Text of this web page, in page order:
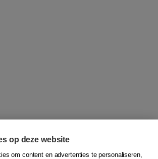
op deze website
om content en advertenties te personaliseren,